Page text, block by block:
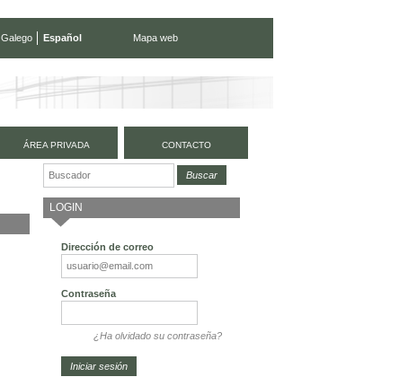
Galego Español Mapa web
ÁREA PRIVADA CONTACTO
LOGIN
Dirección de correo
Contraseña
¿Ha olvidado su contraseña?